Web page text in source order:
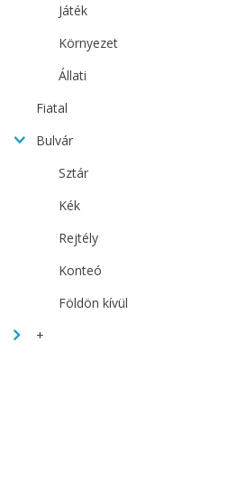
Játék
Környezet
Állati
Fiatal
Bulvár
Sztár
Kék
Rejtély
Konteó
Földön kívül
+